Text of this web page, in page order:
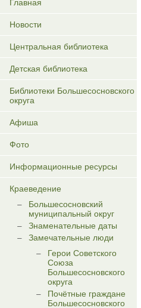
Главная
Новости
Центральная библиотека
Детская библиотека
Библиотеки Большесосновского
округа
Афиша
Фото
Информационные ресурсы
Краеведение
Большесосновский
муниципальный округ
Знаменательные даты
Замечательные люди
Герои Советского
Союза
Большесосновского
округа
Почётные граждане
Большесосновского